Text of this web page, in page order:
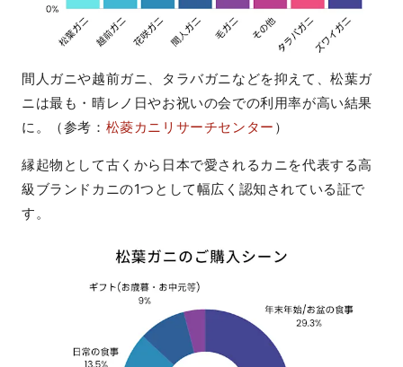
間人ガニや越前ガニ、タラバガニなどを抑えて、松葉ガ
ニは最も・晴レノ日やお祝いの会での利用率が高い結果
に。（参考： 松菱カニリサーチセンター ）
縁起物として古くから日本で愛されるカニを代表する高
級ブランドカニの1つとして幅広く認知されている証で
す。